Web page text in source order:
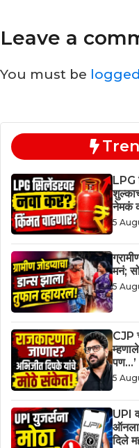
Leave a
You must be
LPG
नेमकं
5
मनं;
5
CJP
पण…’
5
UPI
दिले